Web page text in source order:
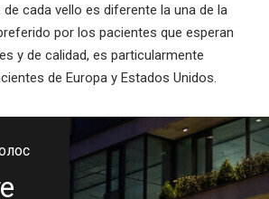
cada vello es diferente la una de la
por los pacientes que esperan
y de calidad, es particularmente
de Europa y Estados Unidos.